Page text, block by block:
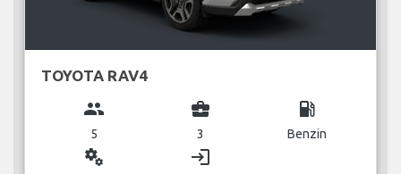
TOYOTA RAV4
group
5
business_center
3
local_gas_station
Benzin
miscellaneous_services login